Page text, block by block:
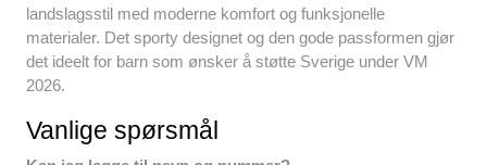
landslagsstil med moderne komfort og funksjonelle
materialer. Det sporty designet og den gode passformen gjør
det ideelt for barn som ønsker å støtte Sverige under VM
2026.
Vanlige spørsmål